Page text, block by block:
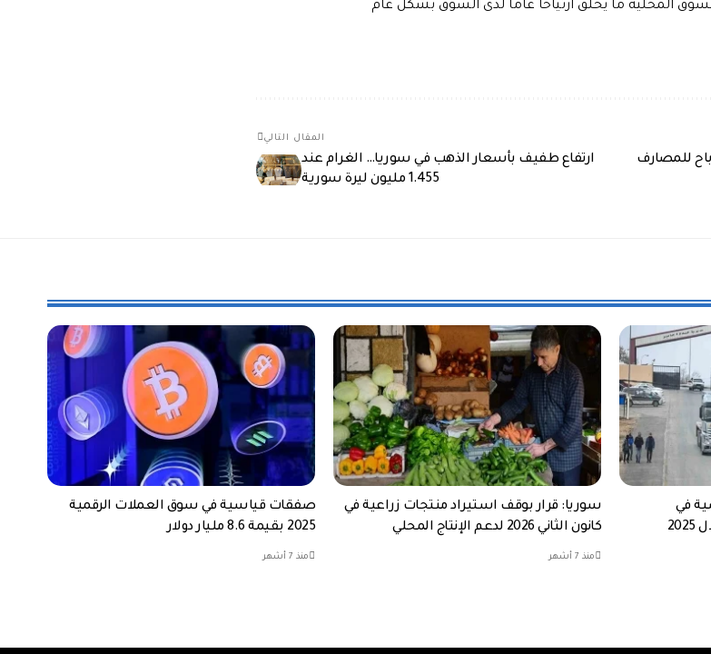
المحلية ما يخلق ارتياحاً عاماً لدى السوق بشكل عام
للمصارف
المقال التالي
ارتفاع طفيف بأسعار الذهب في سوريا… الغرام عند
1.455 مليون ليرة سورية
في
سوريا: قرار بوقف استيراد منتجات زراعية في
كانون الثاني 2026 لدعم الإنتاج المحلي
منذ 7 أشهر
صفقات قياسية في سوق العملات الرقمية
2025 بقيمة 8.6 مليار دولار
منذ 7 أشهر